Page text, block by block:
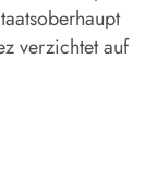
verzichtet auf